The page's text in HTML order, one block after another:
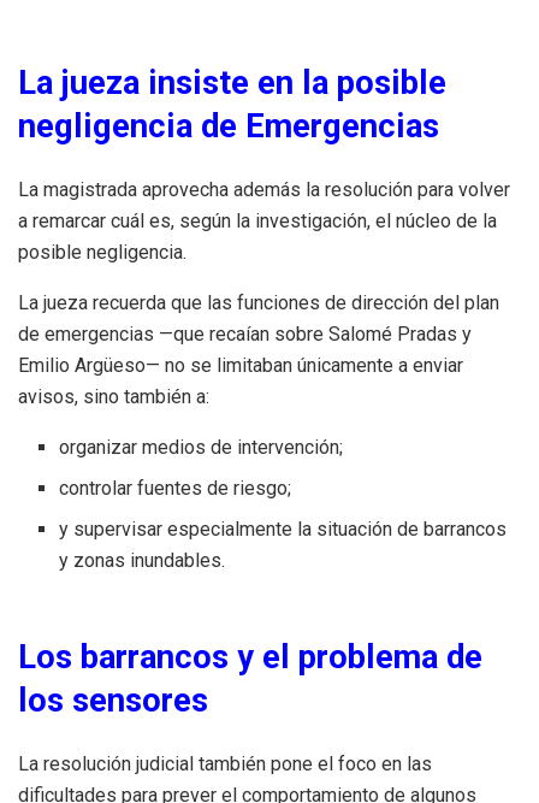
La jueza insiste en la posible
negligencia de Emergencias
La magistrada aprovecha además la resolución para volver
a remarcar cuál es, según la investigación, el núcleo de la
posible negligencia.
La jueza recuerda que las funciones de dirección del plan
de emergencias —que recaían sobre Salomé Pradas y
Emilio Argüeso— no se limitaban únicamente a enviar
avisos, sino también a:
organizar medios de intervención;
controlar fuentes de riesgo;
y supervisar especialmente la situación de barrancos
y zonas inundables.
Los barrancos y el problema de
los sensores
La resolución judicial también pone el foco en las
dificultades para prever el comportamiento de algunos